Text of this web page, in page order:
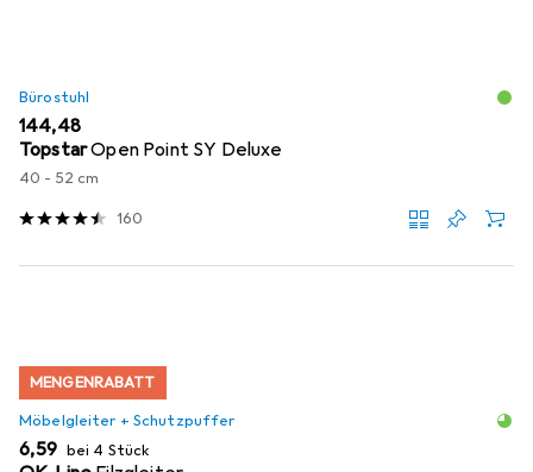
Bürostuhl
EUR
144,48
TopstarOpen Point SY Deluxe
40 - 52 cm
160
MENGENRABATT
Möbelgleiter + Schutzpuffer
EUR
6,59 bei 4 Stück